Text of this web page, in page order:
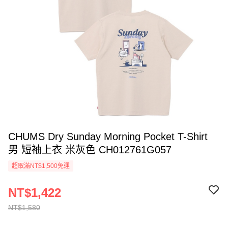
CHUMS Dry Sunday Morning Pocket T-Shirt
男 短袖上衣 米灰色 CH012761G057
超取滿NT$1,500免運
NT$1,580
NT$1,422